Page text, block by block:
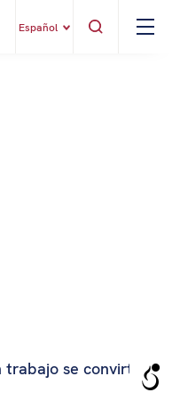
Español
trabajo se convirtió